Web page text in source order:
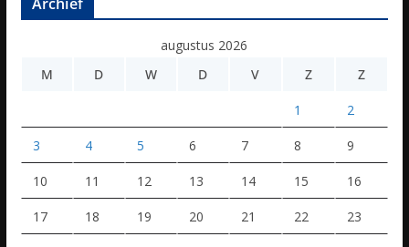
augustus 2026
M
D W D V Z Z
1 2
3 4 5 6 7 8 9
10 11 12 13 14 15 16
17 18 19 20 21 22 23